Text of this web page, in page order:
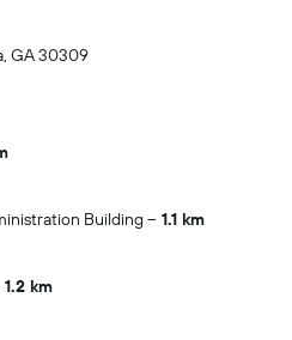
GA 30309
Building
1.1 km
1.2 km